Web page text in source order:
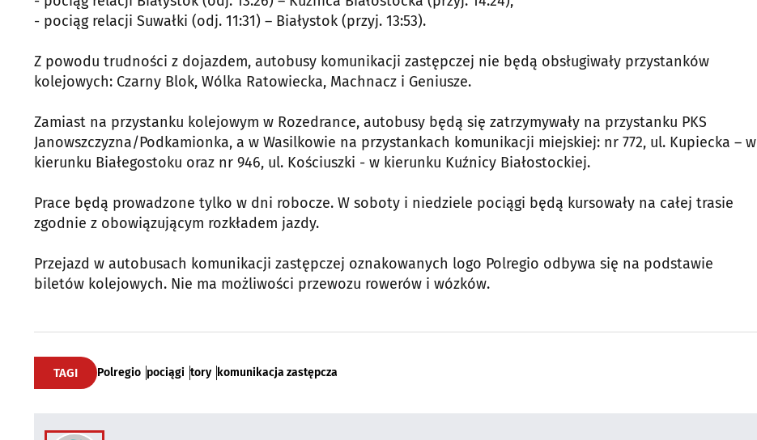
- pociąg relacji Suwałki (odj. 11:31) – Białystok (przyj. 13:53).
Z powodu trudności z dojazdem, autobusy komunikacji zastępczej nie będą obsługiwały przystanków
kolejowych: Czarny Blok, Wólka Ratowiecka, Machnacz i Geniusze.
Zamiast na przystanku kolejowym w Rozedrance, autobusy będą się zatrzymywały na przystanku PKS
Janowszczyzna/Podkamionka, a w Wasilkowie na przystankach komunikacji miejskiej: nr 772, ul. Kupiecka – w
kierunku Białegostoku oraz nr 946, ul. Kościuszki - w kierunku Kuźnicy Białostockiej.
Prace będą prowadzone tylko w dni robocze. W soboty i niedziele pociągi będą kursowały na całej trasie
zgodnie z obowiązującym rozkładem jazdy.
Przejazd w autobusach komunikacji zastępczej oznakowanych logo Polregio odbywa się na podstawie
biletów kolejowych. Nie ma możliwości przewozu rowerów i wózków.
TAGI Polregio pociągi tory komunikacja zastępcza